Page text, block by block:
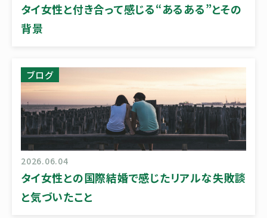
タイ女性と付き合って感じる“あるある”とその
背景
ブログ
2026.06.04
タイ女性との国際結婚で感じたリアルな失敗談
と気づいたこと